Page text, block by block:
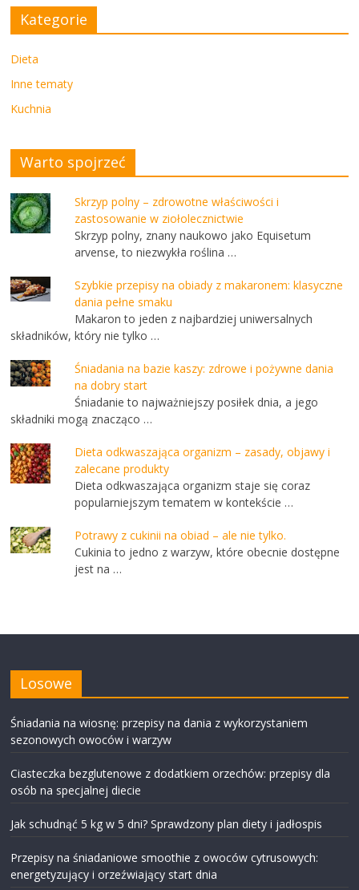
Kategorie
Dieta
Inne tematy
Kuchnia
Warto spojrzeć
Skrzyp polny – zdrowotne właściwości i
zastosowanie w ziołolecznictwie
Skrzyp polny, znany naukowo jako Equisetum
arvense, to niezwykła roślina …
Szybkie przepisy na obiady z makaronem: klasyczne
dania pełne smaku
Makaron to jeden z najbardziej uniwersalnych
składników, który nie tylko …
Śniadania na bazie kaszy: zdrowe i pożywne dania
na dobry start
Śniadanie to najważniejszy posiłek dnia, a jego
składniki mogą znacząco …
Dieta odkwaszająca organizm – zasady, objawy i
zalecane produkty
Dieta odkwaszająca organizm staje się coraz
popularniejszym tematem w kontekście …
Potrawy z cukinii na obiad – ale nie tylko.
Cukinia to jedno z warzyw, które obecnie dostępne
jest na …
Losowe
Śniadania na wiosnę: przepisy na dania z wykorzystaniem
sezonowych owoców i warzyw
Ciasteczka bezglutenowe z dodatkiem orzechów: przepisy dla
osób na specjalnej diecie
Jak schudnąć 5 kg w 5 dni? Sprawdzony plan diety i jadłospis
Przepisy na śniadaniowe smoothie z owoców cytrusowych:
energetyzujący i orzeźwiający start dnia